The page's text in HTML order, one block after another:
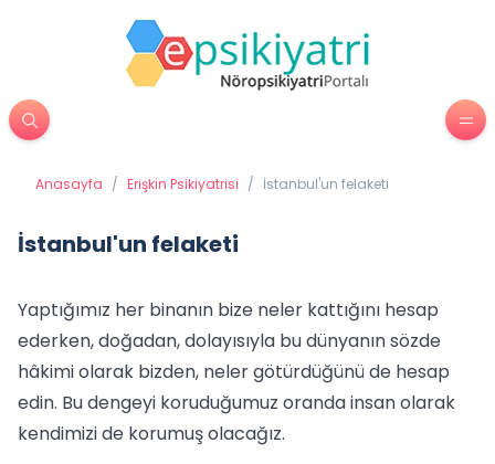
Anasayfa / Erişkin Psikiyatrisi / İstanbul'un felaketi
İstanbul'un felaketi
Yaptığımız her binanın bize neler kattığını hesap
ederken, doğadan, dolayısıyla bu dünyanın sözde
hâkimi olarak bizden, neler götürdüğünü de hesap
edin. Bu dengeyi koruduğumuz oranda insan olarak
kendimizi de korumuş olacağız.